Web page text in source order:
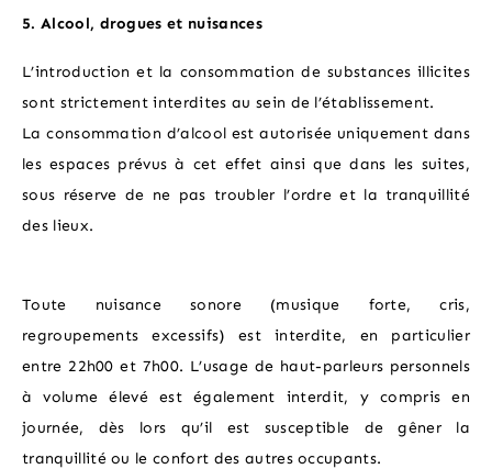
5. Alcool, drogues et nuisances
L’introduction et la consommation de substances illicites
sont strictement interdites au sein de l’établissement.
La consommation d’alcool est autorisée uniquement dans
les espaces prévus à cet effet ainsi que dans les suites,
sous réserve de ne pas troubler l’ordre et la tranquillité
des lieux.
Toute nuisance sonore (musique forte, cris,
regroupements excessifs) est interdite, en particulier
entre 22h00 et 7h00. L’usage de haut-parleurs personnels
à volume élevé est également interdit, y compris en
journée, dès lors qu’il est susceptible de gêner la
tranquillité ou le confort des autres occupants.